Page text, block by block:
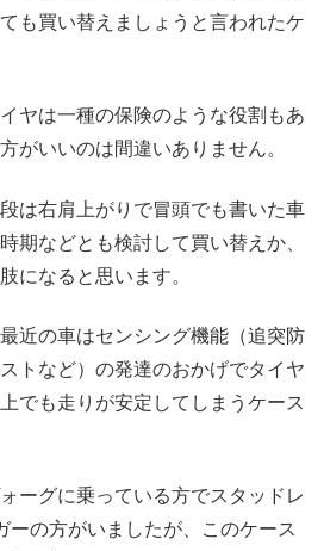
も買い替えましょうと言われたケ
ヤは一種の保険のような役割もあ
がいいのは間違いありません。
は右肩上がりで冒頭でも書いた車
期などとも検討して買い替えか、
になると思います。
近の車はセンシング機能（追突防
トなど）の発達のおかげでタイヤ
でも走りが安定してしまうケース
ーグに乗っている方でスタッドレ
ーの方がいましたが、このケース